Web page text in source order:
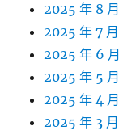
2025 年 8 月
2025 年 7 月
2025 年 6 月
2025 年 5 月
2025 年 4 月
2025 年 3 月